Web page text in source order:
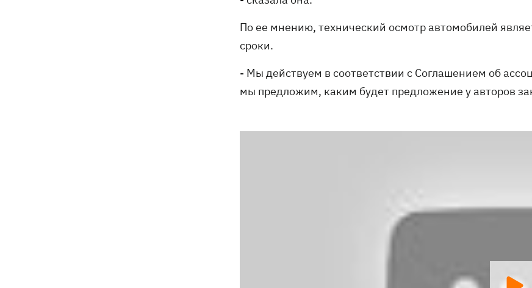
По ее мнению, технический осмотр автомобилей
сроки.
- Мы действуем в соответствии с Соглашением об
мы предложим, каким будет предложение у авторов